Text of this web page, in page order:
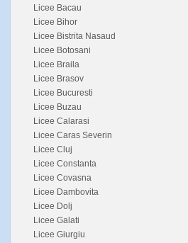
Licee Bacau
Licee Bihor
Licee Bistrita Nasaud
Licee Botosani
Licee Braila
Licee Brasov
Licee Bucuresti
Licee Buzau
Licee Calarasi
Licee Caras Severin
Licee Cluj
Licee Constanta
Licee Covasna
Licee Dambovita
Licee Dolj
Licee Galati
Licee Giurgiu